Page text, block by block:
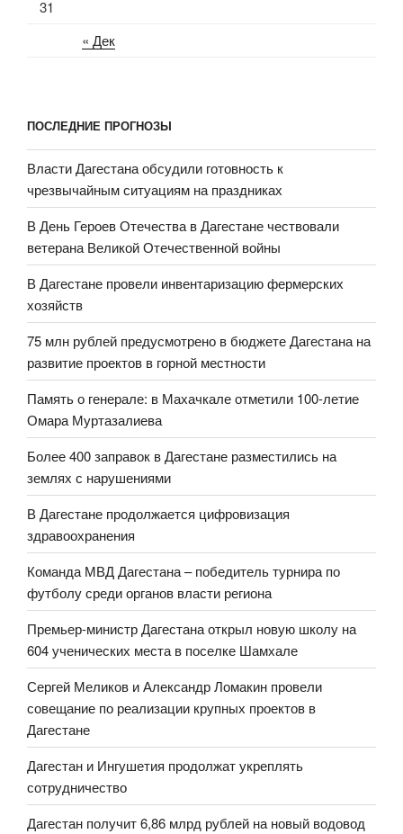
« Дек
31
ПОСЛЕДНИЕ ПРОГНОЗЫ
Власти Дагестана обсудили готовность к
чрезвычайным ситуациям на праздниках
В День Героев Отечества в Дагестане чествовали
ветерана Великой Отечественной войны
В Дагестане провели инвентаризацию фермерских
хозяйств
75 млн рублей предусмотрено в бюджете Дагестана на
развитие проектов в горной местности
Память о генерале: в Махачкале отметили 100-летие
Омара Муртазалиева
Более 400 заправок в Дагестане разместились на
землях с нарушениями
В Дагестане продолжается цифровизация
здравоохранения
Команда МВД Дагестана – победитель турнира по
футболу среди органов власти региона
Премьер-министр Дагестана открыл новую школу на
604 ученических места в поселке Шамхале
Сергей Меликов и Александр Ломакин провели
совещание по реализации крупных проектов в
Дагестане
Дагестан и Ингушетия продолжат укреплять
сотрудничество
Дагестан получит 6,86 млрд рублей на новый водовод